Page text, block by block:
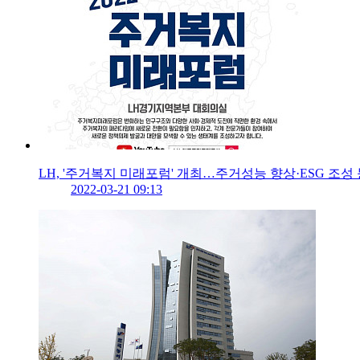
LH, '주거복지 미래포럼' 개최…주거성능 향상·ESG 조성
2022-03-21 09:13